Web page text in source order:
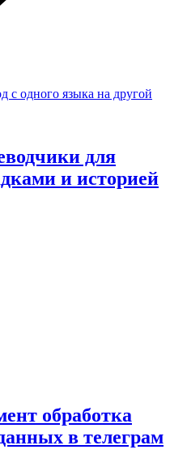
одного языка на другой
для
и историей
обработка
в телеграм